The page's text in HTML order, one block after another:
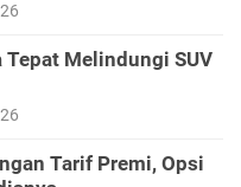
Melindungi SUV
Tarif Premi, Opsi